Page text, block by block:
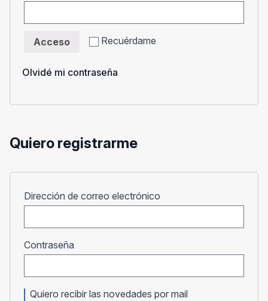
Recuérdame
Acceso
Olvidé mi contraseña
Quiero registrarme
Dirección de correo electrónico
Contraseña
Quiero recibir las novedades por mail